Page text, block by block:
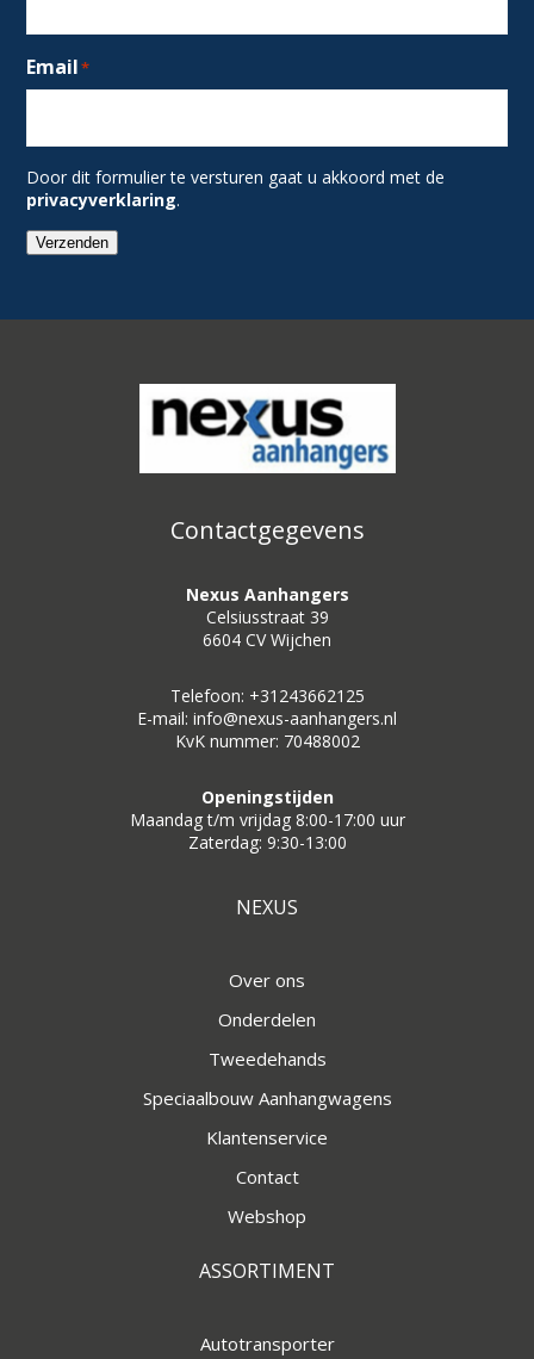
Email*
Door dit formulier te versturen gaat u akkoord met de
privacyverklaring.
Verzenden
Contactgegevens
Nexus Aanhangers
Celsiusstraat 39
6604 CV Wijchen
Telefoon: +31243662125
E-mail: info@nexus-aanhangers.nl
KvK nummer: 70488002
Openingstijden
Maandag t/m vrijdag 8:00-17:00 uur
Zaterdag: 9:30-13:00
NEXUS
Over ons
Onderdelen
Tweedehands
Speciaalbouw Aanhangwagens
Klantenservice
Contact
Webshop
ASSORTIMENT
Autotransporter